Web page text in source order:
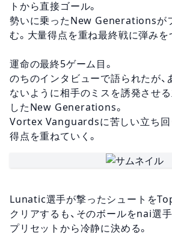
トから直接ゴール。
勢いに乗ったNew Generationsが
む。大量得点を重ね最終戦に弾みを
運命の最終5ゲーム目。
のちのインタビューで語られたが、
ないように相手のミスを誘発させ
したNew Generations。
Vortex Vanguardsに苦しい立ち回
得点を重ねていく。
Lunatic選手が撃ったシュートを
クリアするも、そのボールをnai選
プリセットから冷静に決める。